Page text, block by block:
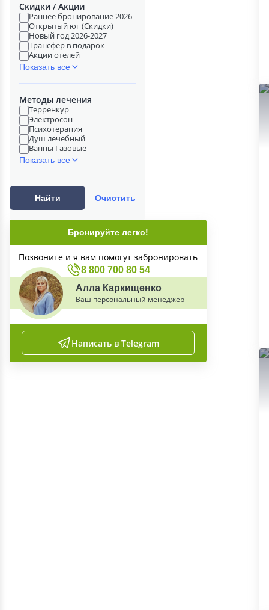
Скидки / Акции
Раннее бронирование 2026
Открытый юг (Скидки)
Новый год 2026-2027
Трансфер в подарок
Акции отелей
Показать все
Методы лечения
Терренкур
Электросон
Психотерапия
Душ лечебный
Ванны Газовые
Показать все
Найти Очистить
Бронируйте легко!
Позвоните и я вам помогут забронировать
8 800 700 80 54
Алла Каркищенко
Ваш персональный менеджер
Написать в Telegram